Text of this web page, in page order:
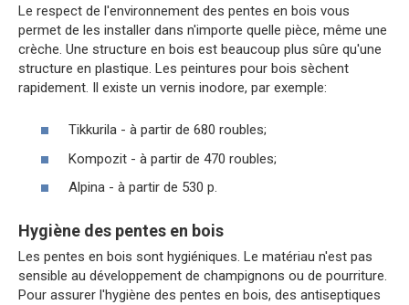
Le respect de l'environnement des pentes en bois vous
permet de les installer dans n'importe quelle pièce, même une
crèche. Une structure en bois est beaucoup plus sûre qu'une
structure en plastique. Les peintures pour bois sèchent
rapidement. Il existe un vernis inodore, par exemple:
Tikkurila - à partir de 680 roubles;
Kompozit - à partir de 470 roubles;
Alpina - à partir de 530 p.
Hygiène des pentes en bois
Les pentes en bois sont hygiéniques. Le matériau n'est pas
sensible au développement de champignons ou de pourriture.
Pour assurer l'hygiène des pentes en bois, des antiseptiques